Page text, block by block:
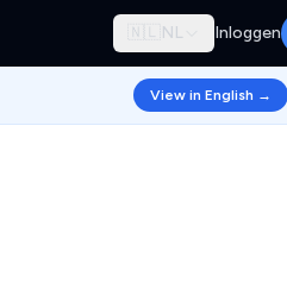
🇳🇱 NL Inloggen
View in English →